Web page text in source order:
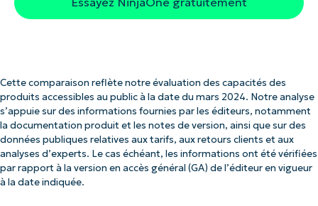
Cette comparaison reflète notre évaluation des capacités des
produits accessibles au public à la date du mars 2024. Notre analyse
s’appuie sur des informations fournies par les éditeurs, notamment
la documentation produit et les notes de version, ainsi que sur des
données publiques relatives aux tarifs, aux retours clients et aux
analyses d’experts. Le cas échéant, les informations ont été vérifiées
par rapport à la version en accès général (GA) de l’éditeur en vigueur
à la date indiquée.